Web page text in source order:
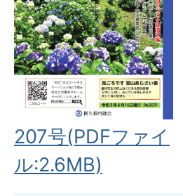
207号(PDFファイ
ル:2.6MB)